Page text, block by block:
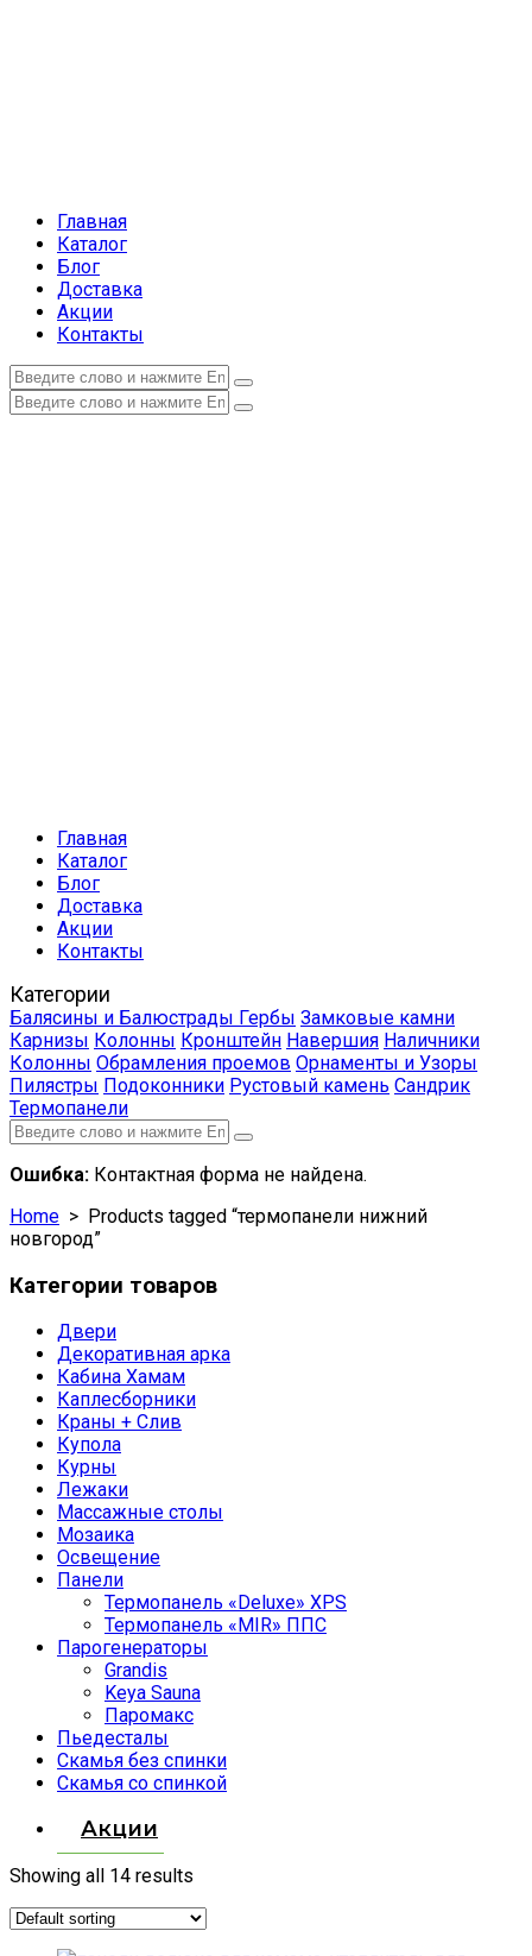
Главная
Каталог
Блог
Доставка
Акции
Контакты
Главная
Каталог
Блог
Доставка
Акции
Контакты
Категории
Балясины и Балюстрады Гербы Замковые камни
Карнизы Колонны Кронштейн Навершия Наличники
Колонны Обрамления проемов Орнаменты и Узоры
Пилястры Подоконники Рустовый камень Сандрик
Термопанели
Ошибка: Контактная форма не найдена.
Home > Products tagged “термопанели нижний
новгород”
Категории товаров
Двери
Декоративная арка
Кабина Хамам
Каплесборники
Краны + Слив
Купола
Курны
Лежаки
Массажные столы
Мозаика
Освещение
Панели
Термопанель «Deluxe» XPS
Термопанель «MIR» ППС
Парогенераторы
Grandis
Keya Sauna
Паромакс
Пьедесталы
Скамья без спинки
Скамья со спинкой
Акции
Showing all 14 results